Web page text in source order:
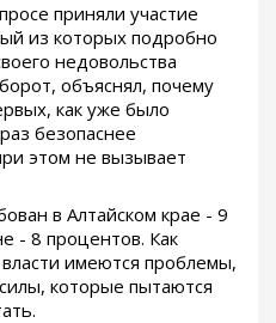
приняли участие
из которых подробно
недовольства
объяснял, почему
как уже было
безопаснее
этом не вызывает
в Алтайском крае - 9
- 8 процентов. Как
имеются проблемы,
которые пытаются